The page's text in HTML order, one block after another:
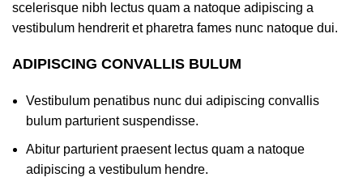
scelerisque nibh lectus quam a natoque adipiscing a
vestibulum hendrerit et pharetra fames nunc natoque dui.
ADIPISCING CONVALLIS BULUM
Vestibulum penatibus nunc dui adipiscing convallis
bulum parturient suspendisse.
Abitur parturient praesent lectus quam a natoque
adipiscing a vestibulum hendre.